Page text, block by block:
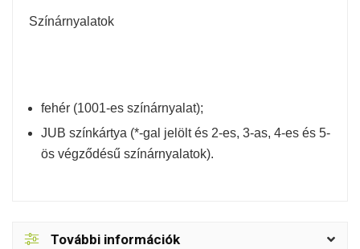
Színárnyalatok
fehér (1001-es színárnyalat);
JUB színkártya (*-gal jelölt és 2-es, 3-as, 4-es és 5-
ös végződésű színárnyalatok).
További információk